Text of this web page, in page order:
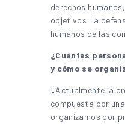
derechos
objetivos: la
humanos de las
¿Cuántas
y cómo se
«Actualmente la
compuesta por
organizamos por